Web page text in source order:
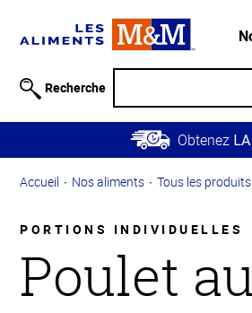
relative à
Passer
contenu
Retour à
principale
Recherche
Obtenez
Accueil Nos aliments Tous les produits
PORTIONS INDIVIDUELLES
Poulet